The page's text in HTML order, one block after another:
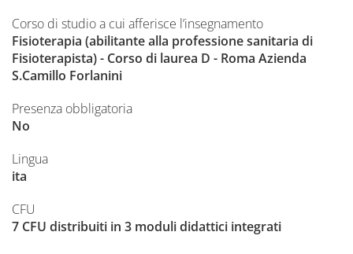
Corso di studio a cui afferisce l’insegnamento
Fisioterapia (abilitante alla professione sanitaria di
Fisioterapista) - Corso di laurea D - Roma Azienda
S.Camillo Forlanini
Presenza obbligatoria
No
Lingua
ita
CFU
7 CFU distribuiti in 3 moduli didattici integrati